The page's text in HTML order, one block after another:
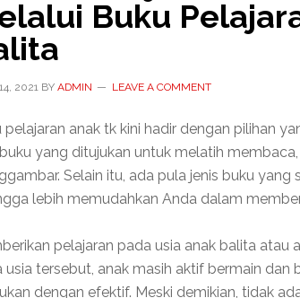
Buku
2021 BY ADMIN LEAVE A COMMENT
pelajaran anak tk kini hadir dengan pilihan
yang ditujukan untuk melatih
Selain itu, ada pula jenis buku
lebih memudahkan Anda dalam
pelajaran pada usia anak balita
usia tersebut, anak masih aktif bermain
dengan efektif. Meski demikian, tidak